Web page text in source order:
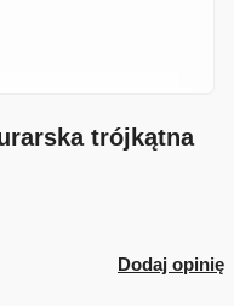
trójkątna
Dodaj opinię